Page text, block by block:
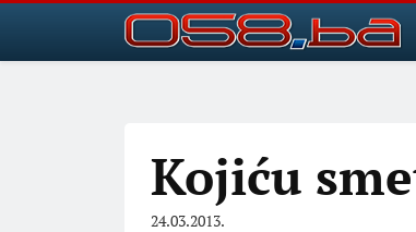
Kojiću
24.03.2013.